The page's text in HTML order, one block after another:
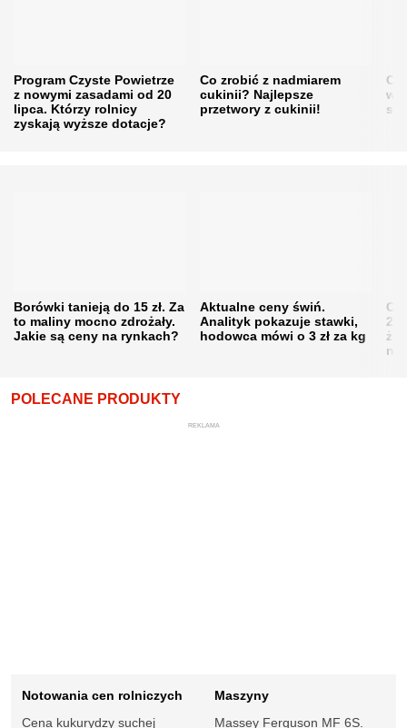
Program Czyste Powietrze
z nowymi zasadami od 20
lipca. Którzy rolnicy
zyskają wyższe dotacje?
Co zrobić z nadmiarem
cukinii? Najlepsze
przetwory z cukinii!
w
Borówki tanieją do 15 zł. Za
to maliny mocno zdrożały.
Jakie są ceny na rynkach?
Aktualne ceny świń.
Analityk pokazuje stawki,
hodowca mówi o 3 zł za kg
POLECANE PRODUKTY
REKLAMA
Notowania cen rolniczych
Cena kukurydzy suchej
Maszyny
Massey Ferguson MF 6S.